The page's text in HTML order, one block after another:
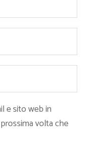
e sito web in
volta che